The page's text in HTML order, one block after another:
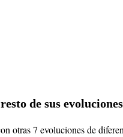
de sus evoluciones
otras 7 evoluciones de